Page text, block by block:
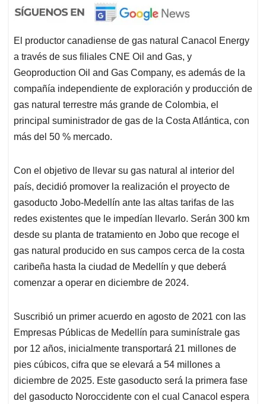
El productor canadiense de gas natural Canacol Energy
a través de sus filiales CNE Oil and Gas, y
Geoproduction Oil and Gas Company, es además de la
compañía independiente de exploración y producción de
gas natural terrestre más grande de Colombia, el
principal suministrador de gas de la Costa Atlántica, con
más del 50 % mercado.
Con el objetivo de llevar su gas natural al interior del
país, decidió promover la realización el proyecto de
gasoducto Jobo-Medellín ante las altas tarifas de las
redes existentes que le impedían llevarlo. Serán 300 km
desde su planta de tratamiento en Jobo que recoge el
gas natural producido en sus campos cerca de la costa
caribeña hasta la ciudad de Medellín y que deberá
comenzar a operar en diciembre de 2024.
Suscribió un primer acuerdo en agosto de 2021 con las
Empresas Públicas de Medellín para suminístrale gas
por 12 años, inicialmente transportará 21 millones de
pies cúbicos, cifra que se elevará a 54 millones a
diciembre de 2025. Este gasoducto será la primera fase
del gasoducto Noroccidente con el cual Canacol espera